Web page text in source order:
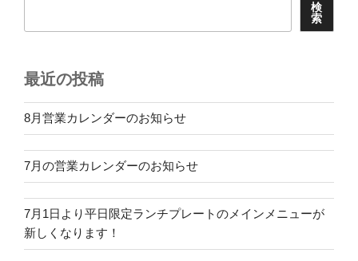
検
索
最近の投稿
8月営業カレンダーのお知らせ
7月の営業カレンダーのお知らせ
7月1日より平日限定ランチプレートのメインメニューが
新しくなります！